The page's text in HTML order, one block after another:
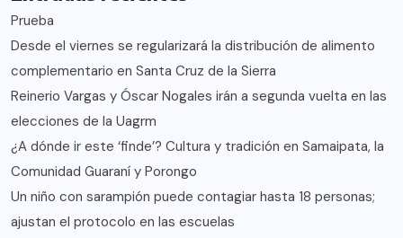
Prueba
Desde el viernes se regularizará la distribución de alimento
complementario en Santa Cruz de la Sierra
Reinerio Vargas y Óscar Nogales irán a segunda vuelta en las
elecciones de la Uagrm
¿A dónde ir este ‘finde’? Cultura y tradición en Samaipata, la
Comunidad Guaraní y Porongo
Un niño con sarampión puede contagiar hasta 18 personas;
ajustan el protocolo en las escuelas